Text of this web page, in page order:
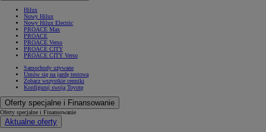
Hilux
Nowy Hilux
Nowy Hilux Electric
PROACE Max
PROACE
PROACE Verso
PROACE CITY
PROACE CITY Verso
Samochody używane
Umów się na jazdę testową
Zobacz wszystkie cenniki
Konfiguruj swoją Toyotę
Oferty specjalne i Finansowanie
Oferty specjalne i Finansowanie
Aktualne oferty